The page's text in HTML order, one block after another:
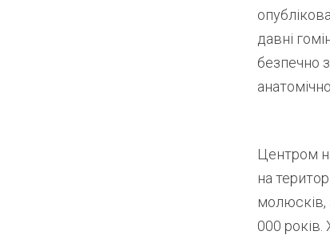
давні
безпечно
Центром
на
молюсків,
000 років.